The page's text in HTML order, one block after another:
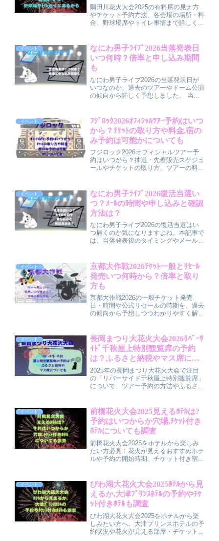
隅田川花火大会2025の有料席の見え方
やチケット予約方法、各会場の場所・料
金、野球場席やトイレ事情まで詳しく解
ツも紹介。ゆったり花火を満喫できる最
新情報が満載です。
イベント
なにわ男子ﾗｲﾌﾞ2026当落発表日
いつ何時？倍率と申し込み期間
も
なにわ男子ライブ2026の当落発表日が
いつなのか、過去のツアーやドーム公演
の傾向から詳しく予想しました。 当落
イント、復活や制作開放席までのチャン
スもわかりやすく解説しています。
イベント
ﾌｼﾞﾛｯｸ2026ｵﾌｨｼｬﾙﾂｱｰ予約はいつ
から？ﾁｹｯﾄの取り方や料金,宿の
み予約は可能かについても
フジロック2026オフィシャルツアー予
約はいつから？抽選・先着販売スケジュ
ールやチケットの取り方、ツアーの料金
組・初参加でも迷わず計画できるポイン
トを整理しています。
イベント
なにわ男子ﾗｲﾌﾞ2026復活当選い
つ？ﾒｰﾙの時間や申し込みと確認
方法は？
なにわ男子ライブ2026の復活当選はい
つ届くのか気になりますよね。本記事で
は、当落発表後のタイミングやメールが
選が来ない場合の対処法や、一般販売・
制作開放席など次のチャンスについても
まとめているので、最後までチェックし
て見逃しを防ぎましょう。
イベント
京都大作戦2026ﾁｹｯﾄ一般とﾘｾｰﾙ
発売いつ何時から？倍率と取り
方も
京都大作戦2026の一般チケット発売
日・時間や公式リセールの時期を、過去
の傾向から予想しつつわかりやすく解説
タイミングや、先行・一般・リセールそ
れぞれの狙い方、事前にしておきたい準
備までを整理。初めて挑戦する人でも流
れがイメージしやすい内容です。
イベント
長岡まつり大花火大会2026ﾘﾊﾞｰｻ
ｲﾄﾞ千秋屋上特別観覧席の予約
は？ふるさと納税やマス席につ
いても
2025年の長岡まつり大花火大会で注目
の「リバーサイド千秋屋上特別観覧席」
について、ツアー予約の方法やふるさと
適な花火鑑賞のポイントもわかりやすく
紹介しています。家族や友人と特別な思
い出作りに役立つ情報満載です。
イベント
前橋花火大会2025見えるﾎﾃﾙは?
予約はいつからか穴場,ﾁｹｯﾄ付き
ﾎﾃﾙについても調査
前橋花火大会2025をホテルから楽しみ
たい方必見！花火が見えるおすすめホテ
ルや予約の開始時期、チケット付き宿泊
適に観覧したい方に役立つ情報が満載で
す♪
イベント
びわ湖大花火大会2025ﾎﾃﾙから見
えるか,大津ﾌﾟﾘﾝｽﾎﾃﾙの予約やﾁｹ
ｯﾄ付きﾎﾃﾙも調査
びわ湖大花火大会2025をホテルから楽
しみたい方へ。大津プリンスホテルの予
約状況や花火が見える部屋・チケット付